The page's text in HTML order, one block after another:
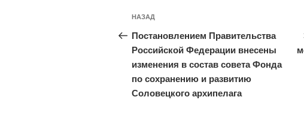
Навигация
по
записям
Предыдущая
запись:
НАЗАД
Постановлением Правительства
Российской Федерации внесены
изменения в состав совета Фонда
по сохранению и развитию
Соловецкого архипелага